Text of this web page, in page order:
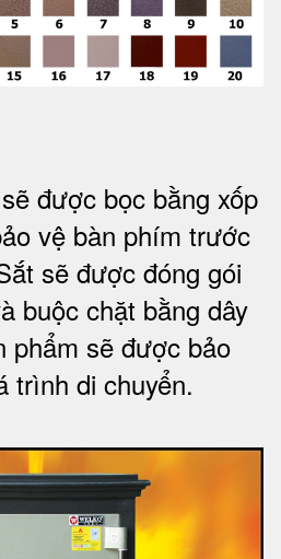
được bọc bằng xốp
vệ bàn phím trước
sẽ được đóng gói
buộc chặt bằng dây
phẩm sẽ được bảo
trình di chuyển.